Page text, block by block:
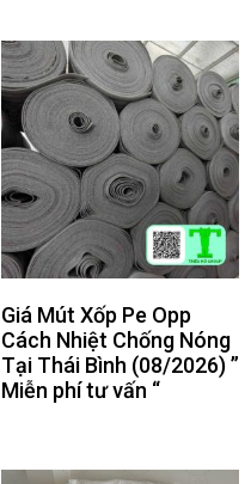
Giá Mút Xốp Pe Opp
Cách Nhiệt Chống Nóng
Tại Thái Bình (08/2026) ”
Miễn phí tư vấn “